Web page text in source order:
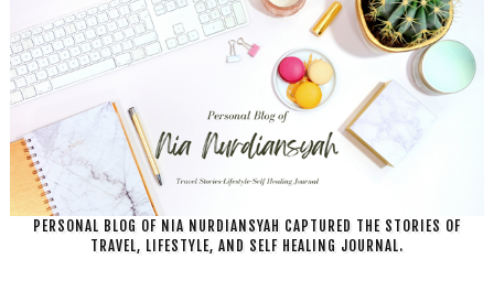
PERSONAL BLOG OF NIA NURDIANSYAH CAPTURED THE STORIES OF
TRAVEL, LIFESTYLE, AND SELF HEALING JOURNAL.